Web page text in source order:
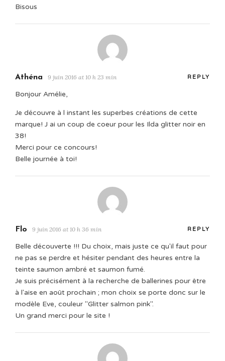
Bisous
Athéna 9 juin 2016 at 10 h 23 min REPLY
Bonjour Amélie,
Je découvre à l instant les superbes créations de cette
marque! J ai un coup de coeur pour les Ilda glitter noir en
38!
Merci pour ce concours!
Belle journée à toi!
Flo 9 juin 2016 at 10 h 36 min REPLY
Belle découverte !!! Du choix, mais juste ce qu'il faut pour
ne pas se perdre et hésiter pendant des heures entre la
teinte saumon ambré et saumon fumé.
Je suis précisément à la recherche de ballerines pour être
à l'aise en août prochain ; mon choix se porte donc sur le
modèle Eve, couleur "Glitter salmon pink".
Un grand merci pour le site !